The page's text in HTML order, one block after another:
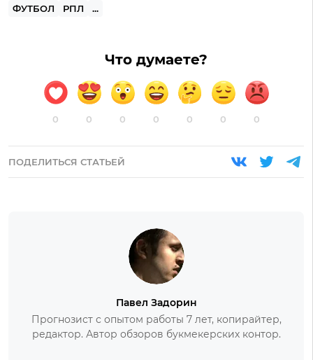
ФУТБОЛ РПЛ ...
Что думаете?
0 0 0 0 0 0 0
ПОДЕЛИТЬСЯ СТАТЬЕЙ
Павел Задорин
Прогнозист с опытом работы 7 лет, копирайтер,
редактор. Автор обзоров букмекерских контор.